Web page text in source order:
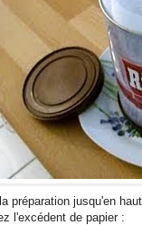
préparation jusqu'en
l'excédent de papier :